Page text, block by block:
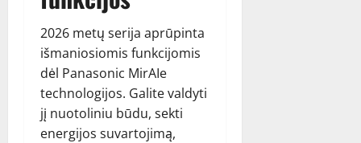
2026 metų serija aprūpinta
išmaniosiomis funkcijomis
dėl Panasonic MirAIe
technologijos. Galite valdyti
jį nuotoliniu būdu, sekti
energijos suvartojimą,